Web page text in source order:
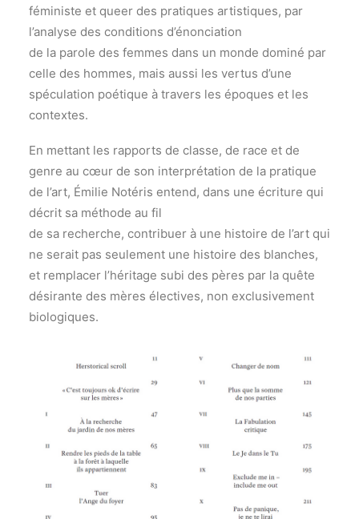
féministe et queer des pratiques artistiques, par
l’analyse des conditions d’énonciation
de la parole des femmes dans un monde dominé par
celle des hommes, mais aussi les vertus d’une
spéculation poétique à travers les époques et les
contextes.
En mettant les rapports de classe, de race et de
genre au cœur de son interprétation de la pratique
de l’art, Émilie Notéris entend, dans une écriture qui
décrit sa méthode au fil
de sa recherche, contribuer à une histoire de l’art qui
ne serait pas seulement une histoire des blanches,
et remplacer l’héritage subi des pères par la quête
désirante des mères électives, non exclusivement
biologiques.